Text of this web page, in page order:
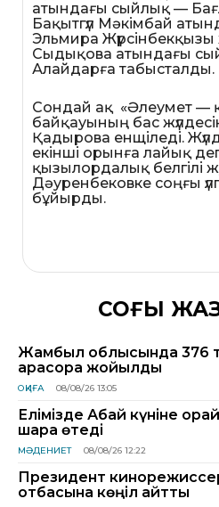
атындағы сыйлық —
Бақытгүл Мәкімбай
Эльмира
Сыдықова атындағы
Алайдарға табысталды.
Сондай ақ «Әлеумет —
байқауының бас
Қадырова енщіледі.
екінші орынға лайық
қызылордалық белгілі
Дәуренбековке соңғы
бұйырды.
СОҢҒЫ
Жамбыл облысында 376
қарасора жойылды
ОҚИҒА 08/08/26 13:05
Елімізде Абай күніне
шара өтеді
МӘДЕНИЕТ 08/08/26 12:22
Президент
отбасына көңіл айтты